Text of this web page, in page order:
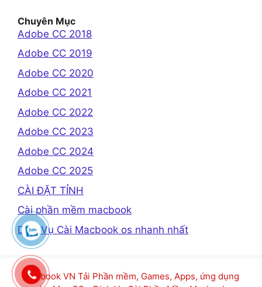
Chuyên Mục
Adobe CC 2018
Adobe CC 2019
Adobe CC 2020
Adobe CC 2021
Adobe CC 2022
Adobe CC 2023
Adobe CC 2024
Adobe CC 2025
CÀI ĐẶT TỈNH
Cài phần mềm macbook
Dịch Vụ Cài Macbook os nhanh nhất
Macbook VN Tải Phần mềm, Games, Apps, ứng dụng